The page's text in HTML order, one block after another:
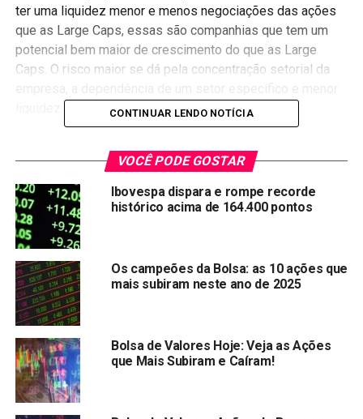
ter uma liquidez menor e menos negociações das ações
que as Large Caps, essas são companhias que tem um
potencial bem maior de crescimento do que as Large
Caps. O risco maior se dá pela concentração setorial da
liquidez e negociação das ações.
TOTVS (TOTS3)
A TOTVS é uma das principais empresas de tecnologia da
América Latina. Nos últimos anos, a empresa ganhou
destaque por sua capacidade de lançar novos produtos e
de adaptação com agilidade às demandas do mercado.
Além disso, também se movimenta em torno de
aquisições, recentemente, foi anunciado a compra de
88,8% do capital da financeira Supplier.
Movida (MOVI3)
CONTINUAR LENDO NOTÍCIA
VOCÊ PODE GOSTAR
Ibovespa dispara e rompe recorde
histórico acima de 164.400 pontos
Os campeões da Bolsa: as 10 ações que
mais subiram neste ano de 2025
Bolsa de Valores Hoje: Veja as Ações
que Mais Subiram e Caíram!